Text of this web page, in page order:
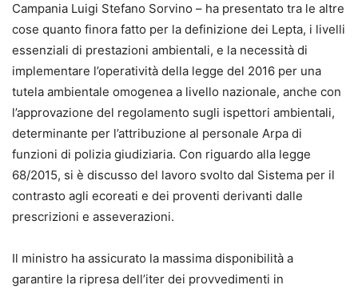
Campania Luigi Stefano Sorvino – ha presentato tra le altre
cose quanto finora fatto per la definizione dei Lepta, i livelli
essenziali di prestazioni ambientali, e la necessità di
implementare l’operatività della legge del 2016 per una
tutela ambientale omogenea a livello nazionale, anche con
l’approvazione del regolamento sugli ispettori ambientali,
determinante per l’attribuzione al personale Arpa di
funzioni di polizia giudiziaria. Con riguardo alla legge
68/2015, si è discusso del lavoro svolto dal Sistema per il
contrasto agli ecoreati e dei proventi derivanti dalle
prescrizioni e asseverazioni.
Il ministro ha assicurato la massima disponibilità a
garantire la ripresa dell’iter dei provvedimenti in